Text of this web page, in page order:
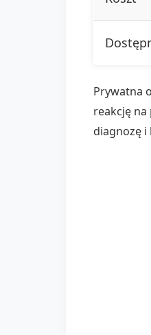
Prywatna
reakcję na
diagnozę i